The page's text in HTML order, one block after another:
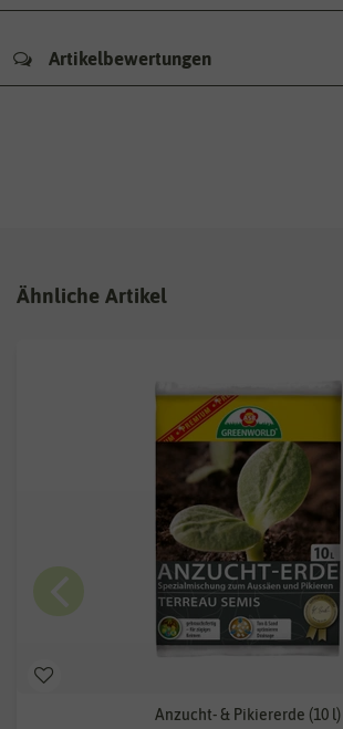
Artikelbewertungen
Ähnliche Artikel
Anzucht- & Pikiererde (10 l)